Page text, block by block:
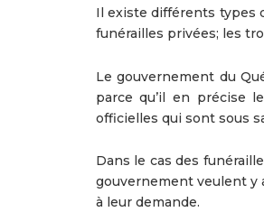
Il existe différents types
funérailles privées; les
Le gouvernement du
parce qu’il en précise
officielles qui sont sous
Dans le cas des
gouvernement veulent y
à leur demande.